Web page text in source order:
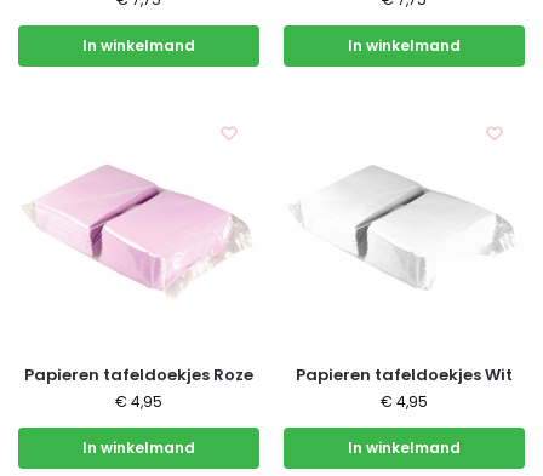
In winkelmand In winkelmand
Papieren tafeldoekjes Roze
€ 4,95
In winkelmand
Papieren tafeldoekjes Wit
€ 4,95
In winkelmand